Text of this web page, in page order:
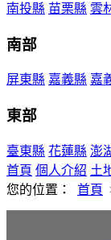
南投縣 苗栗縣 雲
南部
屏東縣 嘉義縣 嘉
東部
臺東縣 花蓮縣 澎
首頁 個人介紹 土
您的位置： 首頁